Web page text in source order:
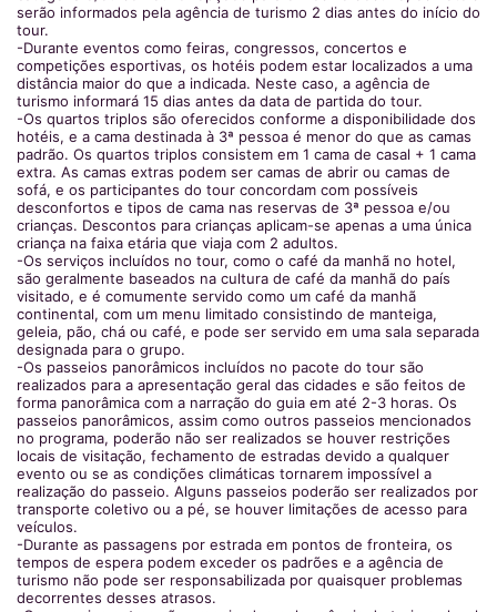
serão informados pela agência de turismo 2 dias antes do início do
tour.
-Durante eventos como feiras, congressos, concertos e
competições esportivas, os hotéis podem estar localizados a uma
distância maior do que a indicada. Neste caso, a agência de
turismo informará 15 dias antes da data de partida do tour.
-Os quartos triplos são oferecidos conforme a disponibilidade dos
hotéis, e a cama destinada à 3ª pessoa é menor do que as camas
padrão. Os quartos triplos consistem em 1 cama de casal + 1 cama
extra. As camas extras podem ser camas de abrir ou camas de
sofá, e os participantes do tour concordam com possíveis
desconfortos e tipos de cama nas reservas de 3ª pessoa e/ou
crianças. Descontos para crianças aplicam-se apenas a uma única
criança na faixa etária que viaja com 2 adultos.
-Os serviços incluídos no tour, como o café da manhã no hotel,
são geralmente baseados na cultura de café da manhã do país
visitado, e é comumente servido como um café da manhã
continental, com um menu limitado consistindo de manteiga,
geleia, pão, chá ou café, e pode ser servido em uma sala separada
designada para o grupo.
-Os passeios panorâmicos incluídos no pacote do tour são
realizados para a apresentação geral das cidades e são feitos de
forma panorâmica com a narração do guia em até 2-3 horas. Os
passeios panorâmicos, assim como outros passeios mencionados
no programa, poderão não ser realizados se houver restrições
locais de visitação, fechamento de estradas devido a qualquer
evento ou se as condições climáticas tornarem impossível a
realização do passeio. Alguns passeios poderão ser realizados por
transporte coletivo ou a pé, se houver limitações de acesso para
veículos.
-Durante as passagens por estrada em pontos de fronteira, os
tempos de espera podem exceder os padrões e a agência de
turismo não pode ser responsabilizada por quaisquer problemas
decorrentes desses atrasos.